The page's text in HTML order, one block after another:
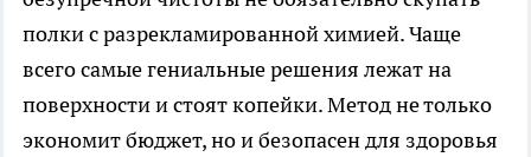
полки с разрекламированной химией. Чаще
всего самые гениальные решения лежат на
поверхности и стоят копейки. Метод не только
экономит бюджет, но и безопасен для здоровья